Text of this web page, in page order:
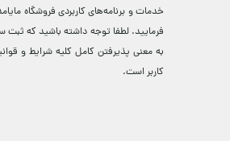
خدمات و برنامه‌‏های کاربردی فروشگاه
فرمایید. لطفا توجه داشته باشید که ثبت
به معنی پذیرفتن کامل کلیه شرایط و
کاربر است.